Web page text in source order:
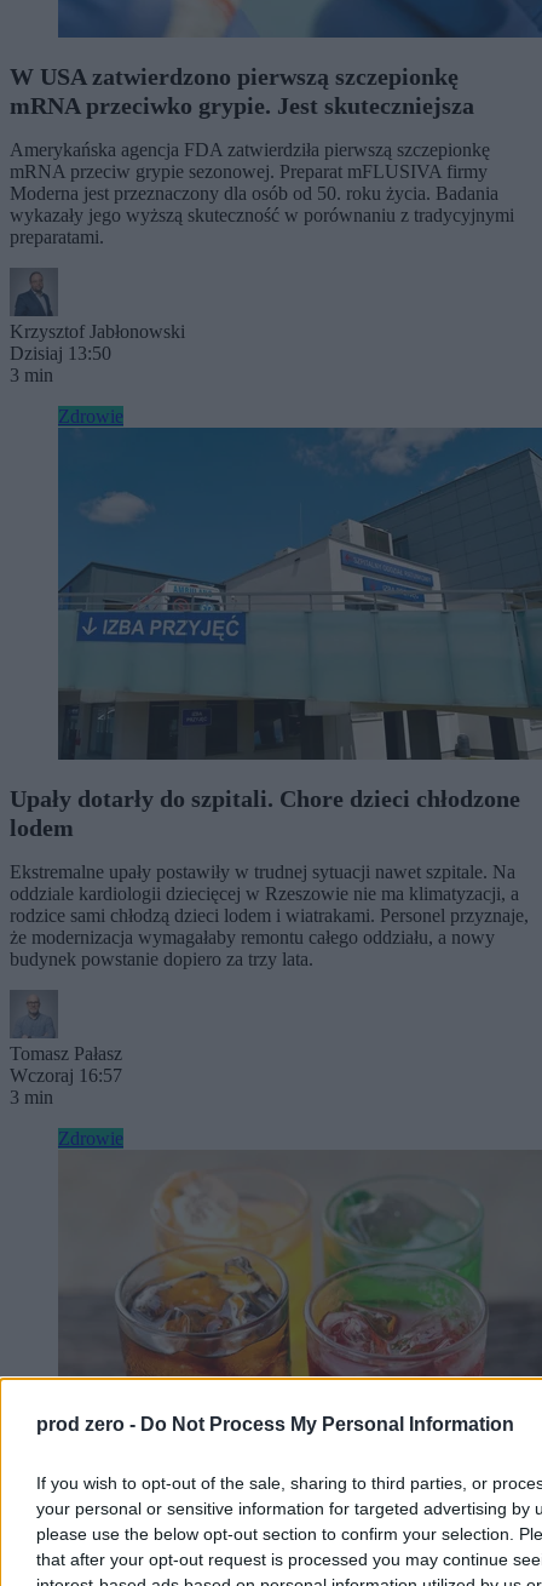
prod zero - Do Not Process My Personal Information
If you wish to opt-out of the sale, sharing to third parties, or
your personal or sensitive information for targeted advertising by
please use the below opt-out section to confirm your selection.
that after your opt-out request is processed you may continue
W USA zatwierdzono pierwszą szczepionkę
mRNA przeciwko grypie. Jest skuteczniejsza
Amerykańska agencja FDA zatwierdziła pierwszą szczepionkę
mRNA przeciw grypie sezonowej. Preparat mFLUSIVA firmy
Moderna jest przeznaczony dla osób od 50. roku życia. Badania
wykazały jego wyższą skuteczność w porównaniu z tradycyjnymi
preparatami.
Krzysztof Jabłonowski
Dzisiaj 13:50
3 min
Zdrowie
Upały dotarły do szpitali. Chore dzieci chłodzone
lodem
Ekstremalne upały postawiły w trudnej sytuacji nawet szpitale. Na
oddziale kardiologii dziecięcej w Rzeszowie nie ma klimatyzacji, a
rodzice sami chłodzą dzieci lodem i wiatrakami. Personel przyznaje,
że modernizacja wymagałaby remontu całego oddziału, a nowy
budynek powstanie dopiero za trzy lata.
Tomasz Pałasz
Wczoraj 16:57
3 min
Zdrowie
Słodzone napoje będą droższe. Eksperci:
Jednorazowa podwyżka to za mało